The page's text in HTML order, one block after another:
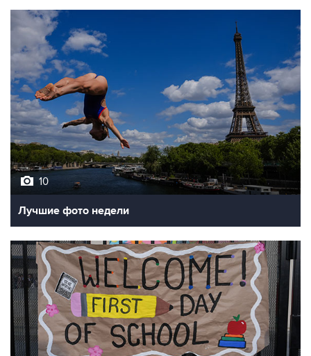
10
Лучшие фото недели